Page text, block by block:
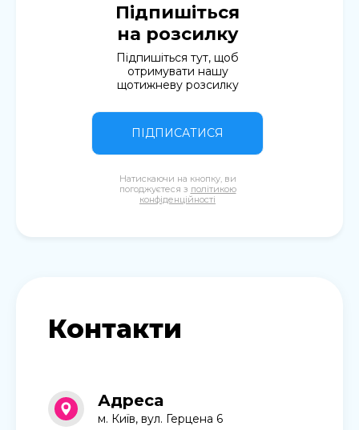
Підпишіться
на розсилку
Підпишіться тут, щоб
отримувати нашу
щотижневу розсилку
ПІДПИСАТИСЯ
Натискаючи на кнопку, ви
погоджуєтеся з політикою
конфіденційності
Контакти
Адреса
м. Київ, вул. Герцена 6